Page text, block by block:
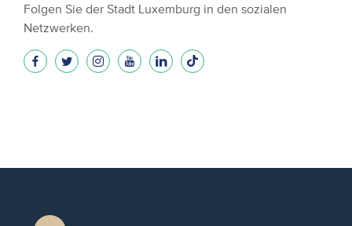
Folgen Sie der Stadt Luxemburg in den sozialen
Netzwerken.